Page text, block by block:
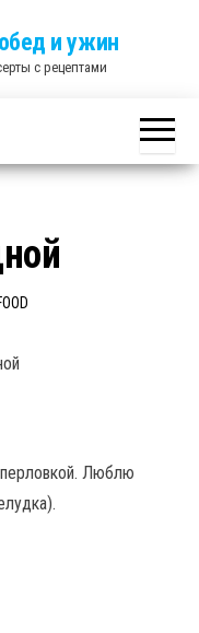
и ужин
с рецептами
Люблю